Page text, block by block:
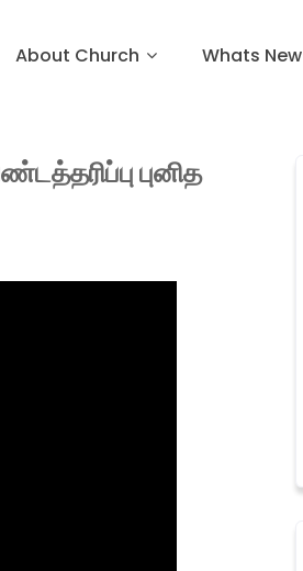
About Church Whats New
புனித